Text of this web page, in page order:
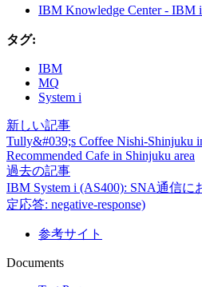
IBM Knowledge Center -
タグ:
IBM
MQ
System i
新しい記事
Tully&#039;s Coffee Nishi-Shinjuku
Recommended Cafe in Shinjuku area
過去の記事
IBM System i (AS400): SNA通信
定応答: negative-response)
参考サイト
Documents